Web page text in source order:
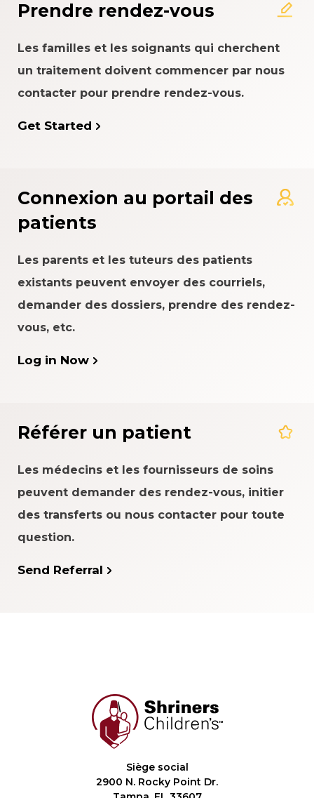
Prendre rendez-vous
Les familles et les soignants qui cherchent
un traitement doivent commencer par nous
contacter pour prendre rendez-vous.
Get Started
Connexion au portail des
patients
Les parents et les tuteurs des patients
existants peuvent envoyer des courriels,
demander des dossiers, prendre des rendez-
vous, etc.
Log in Now
Référer un patient
Les médecins et les fournisseurs de soins
peuvent demander des rendez-vous, initier
des transferts ou nous contacter pour toute
question.
Send Referral
Siège social
2900 N. Rocky Point Dr.